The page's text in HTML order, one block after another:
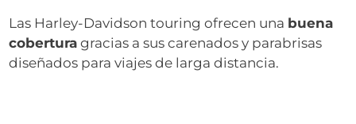
Las Harley-Davidson touring ofrecen una buena
cobertura gracias a sus carenados y parabrisas
diseñados para viajes de larga distancia.